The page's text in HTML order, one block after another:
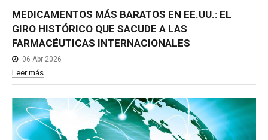
MEDICAMENTOS MÁS BARATOS EN EE.UU.: EL
GIRO HISTÓRICO QUE SACUDE A LAS
FARMACÉUTICAS INTERNACIONALES
06 Abr 2026
Leer más